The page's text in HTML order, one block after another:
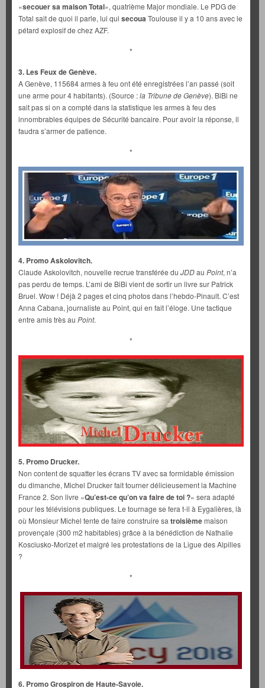
«secouer sa maison Total», quatrième Major mondiale. Le PDG de
Total sait de quoi il parle, lui qui secoua Toulouse il y a 10 ans avec le
pétard explosif de chez AZF.
*
3. Les Feux de Genève.
A Genève, 115684 armes à feu ont été enregistrées l’an passé (soit
une arme pour 4 habitants). (Source :la Tribune de Genève). BiBi ne
sait pas si on a compté dans la statistique les armes à feu des
innombrables équipes de Sécurité bancaire. Pour avoir la réponse, il
faudra s’armer de patience.
*
4. Promo Askolovitch.
Claude Askolovitch, nouvelle recrue transférée du JDDau Point, n’a
pas perdu de temps. L’ami de BiBi vient de sortir un livre sur Patrick
Bruel. Wow ! Déjà 2 pages et cinq photos dans l’hebdo-Pinault. C’est
Anna Cabana, journaliste au Point, qui en fait l’éloge. Une tactique
entre amis très au Point.
*
5. Promo Drucker.
Non content de squatter les écrans TV avec sa formidable émission
du dimanche, Michel Drucker fait tourner délicieusement la Machine
France 2. Son livre «Qu’est-ce qu’on va faire de toi ?» sera adapté
pour les télévisions publiques. Le tournage se fera t-il à Eygalières, là
où Monsieur Michel tente de faire construire sa troisièmemaison
provençale (300 m2 habitables) grâce à la bénédiction de Nathalie
Kosciusko-Morizet et malgré les protestations de la Ligue des Alpilles
?
*
6. Promo Grospiron de Haute-Savoie.